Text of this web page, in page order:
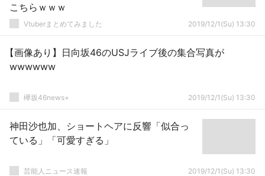
こちらｗｗｗ
Vtuberまとめてみました 2019/12/1(Su) 13:30
【画像あり】日向坂46のUSJライブ後の集合写真が
wwwwww
欅坂46news+ 2019/12/1(Su) 13:30
神田沙也加、ショートヘアに反響「似合っ
ている」「可愛すぎる」
芸能人ニュース速報 2019/12/1(Su) 13:30